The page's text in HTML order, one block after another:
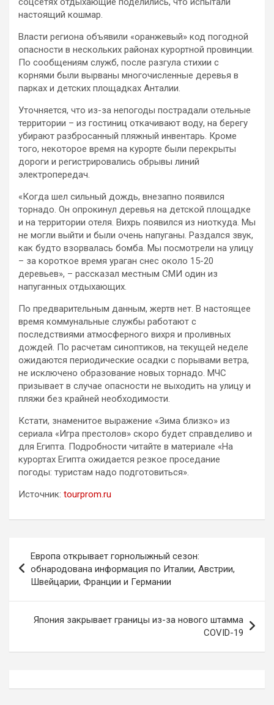
настоящий кошмар.
Власти региона объявили «оранжевый» код погодной
опасности в нескольких районах курортной провинции.
По сообщениям служб, после разгула стихии с
корнями были вырваны многочисленные деревья в
парках и детских площадках Анталии.
Уточняется, что из-за непогоды пострадали отельные
территории – из гостиниц откачивают воду, на берегу
убирают разбросанный пляжный инвентарь. Кроме
того, некоторое время на курорте были перекрыты
дороги и регистрировались обрывы линий
электропередач.
«Когда шел сильный дождь, внезапно появился
торнадо. Он опрокинул деревья на детской площадке
и на территории отеля. Вихрь появился из ниоткуда. Мы
не могли выйти и были очень напуганы. Раздался звук,
как будто взорвалась бомба. Мы посмотрели на улицу
– за короткое время ураган снес около 15-20
деревьев», – рассказал местным СМИ один из
напуганных отдыхающих.
По предварительным данным, жертв нет. В настоящее
время коммунальные службы работают с
последствиями атмосферного вихря и проливных
дождей. По расчетам синоптиков, на текущей неделе
ожидаются периодические осадки с порывами ветра,
не исключено образование новых торнадо. МЧС
призывает в случае опасности не выходить на улицу и
пляжи без крайней необходимости.
Кстати, знаменитое выражение «Зима близко» из
сериала «Игра престолов» скоро будет справделиво и
для Египта. Подробности читайте в материале «На
курортах Египта ожидается резкое проседание
погоды: туристам надо подготовиться».
Источник: tourprom.ru
по
записям
Европа открывает горнолыжный сезон:
обнародована информация по Италии, Австрии,
Швейцарии, Франции и Германии
Япония закрывает границы из-за нового штамма
COVID-19